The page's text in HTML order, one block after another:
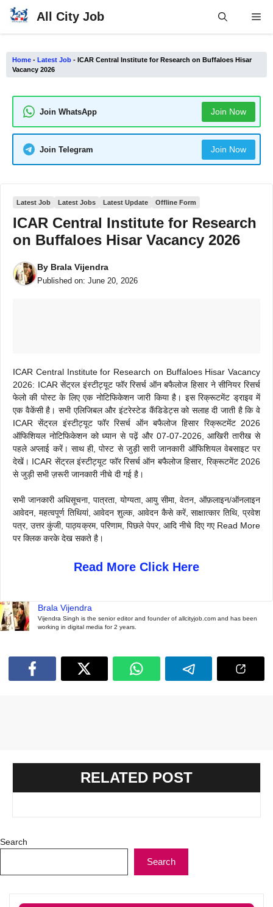
Skip
All City Job
Home - Latest Job - ICAR Central Institute for Research on Buffaloes Hisar
Vacancy 2026
Join WhatsApp Join Now
Join Telegram Join Now
Latest Job Latest Jobs Latest Update Offline Form
ICAR Central Institute for Research
on Buffaloes Hisar Vacancy 2026
By Brala Vijendra
Published on: June 20, 2026
ICAR Central Institute for Research on Buffaloes Hisar Vacancy
2026: ICAR सेंट्रल इंस्टीट्यूट फॉर रिसर्च ऑन बफैलोज हिसार ने सीनियर रिसर्च
फेलो की पोस्ट के लिए एक नोटिफिकेशन जारी किया है। इस रिक्रूटमेंट ड्राइव में
एक वैकेंसी है। सभी एलिजिबल और इंटरेस्टेड कैंडिडेट्स को सलाह दी जाती है कि वे
ICAR सेंट्रल इंस्टीट्यूट फॉर रिसर्च ऑन बफैलोज हिसार रिक्रूटमेंट 2026
ऑफिशियल नोटिफिकेशन को ध्यान से पढ़ें और 07-07-2026, आखिरी तारीख से
पहले अप्लाई करें। साथ ही, पोस्ट से जुड़ी सारी जानकारी ऑफिशियल वेबसाइट पर
देखें। ICAR सेंट्रल इंस्टीट्यूट फॉर रिसर्च ऑन बफैलोज हिसार, रिक्रूटमेंट 2026
से जुड़ी सभी ज़रूरी जानकारी नीचे दी गई है।
सभी जानकारी अधिसूचना, पात्रता, योग्यता, आयु सीमा, वेतन, ऑफ़लाइन/ऑनलाइन
आवेदन, महत्वपूर्ण तिथियां, आवेदन शुल्क, आवेदन कैसे करें, साक्षात्कार तिथि, प्रवेश
पत्र, उत्तर कुंजी, पाठ्यक्रम, परिणाम, पिछले पेपर, आदि नीचे दिए गए Read More
पर क्लिक करके देख सकते है।
Read More Click Here
Brala Vijendra
Vijendra Singh is the senior editor and founder of allcityjob.com and has been
working in digital media for 2 years.
RELATED POST
Search
Search